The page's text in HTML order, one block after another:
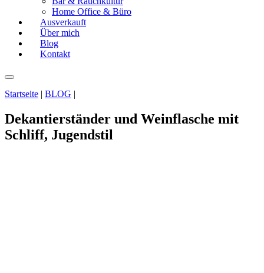
Home Office & Büro
Ausverkauft
Über mich
Blog
Kontakt
Startseite | BLOG |
Dekantierständer und Weinflasche mit
Schliff, Jugendstil